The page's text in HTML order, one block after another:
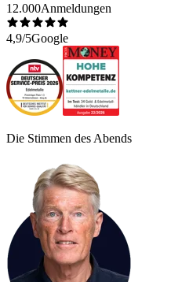
12.000Anmeldungen
4,9/5Google
Die Stimmen des Abends